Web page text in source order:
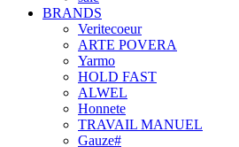
BRANDS
Veritecoeur
ARTE POVERA
Yarmo
HOLD FAST
ALWEL
Honnete
TRAVAIL MANUEL
Gauze#